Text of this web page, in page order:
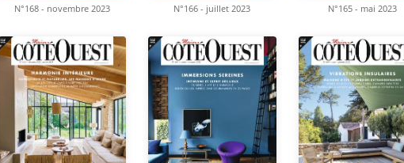
N°168 - novembre 2023 N°166 - juillet 2023 N°165 - mai 2023